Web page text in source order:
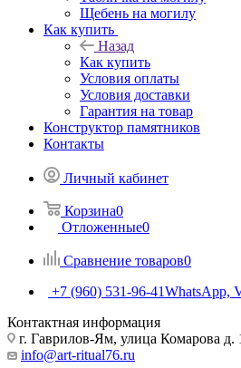
Щебень на могилу
Как купить
Назад
Как купить
Условия оплаты
Условия доставки
Гарантия на товар
Конструктор памятников
Контакты
Личный кабинет
Корзина0
Отложенные0
Сравнение товаров0
+7 (960) 531-96-41WhatsApp,
Контактная информация
г. Гаврилов-Ям, улица Комарова д.
info@art-ritual76.ru